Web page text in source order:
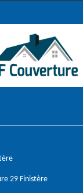
29 Finistère